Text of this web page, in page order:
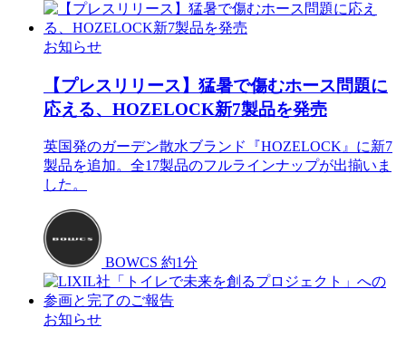
お知らせ
【プレスリリース】猛暑で傷むホース問題に
応える、HOZELOCK新7製品を発売
英国発のガーデン散水ブランド『HOZELOCK』に新7
製品を追加。全17製品のフルラインナップが出揃いま
した。
BOWCS 約1分
お知らせ